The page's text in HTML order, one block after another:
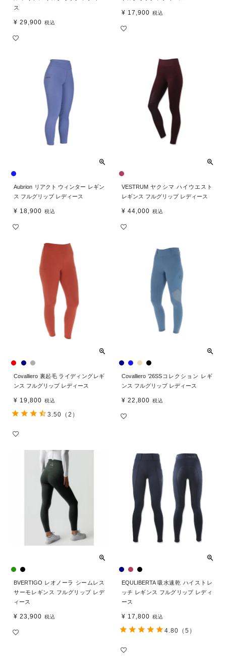
ス
¥ 29,900 税込
¥ 17,900 税込
Aubrion リアクト ウィンター レギン
ス フルグリップ レディース
¥ 18,900 税込
VESTRUM ヤクシマ ハイウエスト
レギンス フルグリップ レディース
¥ 44,000 税込
Covalliero 裏起毛 ライディングレギ
ンス フルグリップ レディース
¥ 19,800 税込
3.50 （2）
Covalliero ’26SSコレクション レギ
ンス フルグリップ レディース
¥ 22,800 税込
BVERTIGO レオノーラ シームレス
サーモレギンス フルグリップ レデ
ィース
¥ 23,900 税込
EQULIBERTA 吸水速乾 ハイストレ
ッチ レギンス フルグリップ レディ
ース
¥ 17,800 税込
4.80 （5）